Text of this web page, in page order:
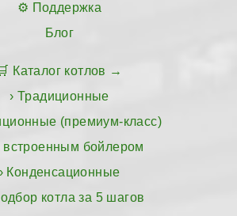
Поддержка
Блог
Каталог котлов
Традиционные
(премиум-класс)
бойлером
Конденсационные
котла за 5 шагов